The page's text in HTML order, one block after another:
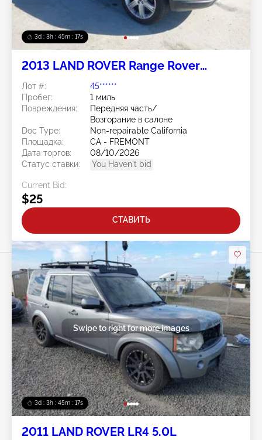
3d : 3h : 45m : 14s
2013 LAND ROVER Range Rover
Лот #:
45******
Пробег:
1 миль
Повреждения:
Передняя часть/
Возгорание в салоне
Doc Type:
Non-repairable California
Площадка:
CA - FREMONT
Дата торгов:
08/10/2026
Статус ставки:
You Haven't bid
Current Bid:
$25
СТАВИТЬ
3d : 3h : 45m : 14s
Swipe to right for more images
2011 LAND ROVER LR4 5.0L